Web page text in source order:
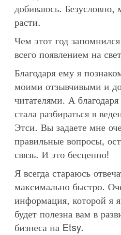
добиваюсь. Безусловно,
расти.
Чем этот год
всего появлением на
Благодаря ему я
моими отзывчивыми и
читателями. А
стала разбираться в
Этси. Вы задаете мне
правильные вопросы,
связь. И это бесценно!
Я всегда стараюсь
максимально быстро.
информация, которой я
будет полезна вам в
бизнеса на Etsy.